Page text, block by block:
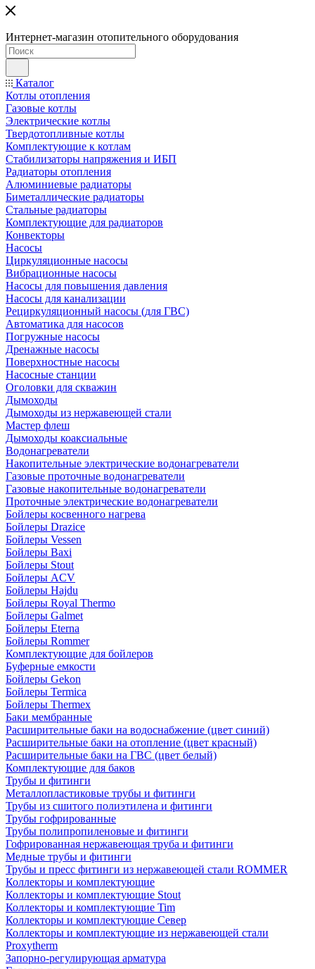
Интернет-магазин отопительного оборудования
Каталог
Котлы отопления
Газовые котлы
Электрические котлы
Твердотопливные котлы
Комплектующие к котлам
Стабилизаторы напряжения и ИБП
Радиаторы отопления
Алюминиевые радиаторы
Биметаллические радиаторы
Стальные радиаторы
Комплектующие для радиаторов
Конвекторы
Насосы
Циркуляционные насосы
Вибрационные насосы
Насосы для повышения давления
Насосы для канализации
Рециркуляционный насосы (для ГВС)
Автоматика для насосов
Погружные насосы
Дренажные насосы
Поверхностные насосы
Насосные станции
Оголовки для скважин
Дымоходы
Дымоходы из нержавеющей стали
Мастер флеш
Дымоходы коаксиальные
Водонагреватели
Накопительные электрические водонагреватели
Газовые проточные водонагреватели
Газовые накопительные водонагреватели
Проточные электрические водонагреватели
Бойлеры косвенного нагрева
Бойлеры Drazice
Бойлеры Vessen
Бойлеры Baxi
Бойлеры Stout
Бойлеры ACV
Бойлеры Hajdu
Бойлеры Royal Thermo
Бойлеры Galmet
Бойлеры Eterna
Бойлеры Rommer
Комплектующие для бойлеров
Буферные емкости
Бойлеры Gekon
Бойлеры Termica
Бойлеры Thermex
Баки мембранные
Расширительные баки на водоснабжение (цвет синий)
Расширительные баки на отопление (цвет красный)
Расширительные баки на ГВС (цвет белый)
Комплектующие для баков
Трубы и фитинги
Металлопластиковые трубы и фитинги
Трубы из сшитого полиэтилена и фитинги
Трубы гофрированные
Трубы полипропиленовые и фитинги
Гофрированная нержавеющая труба и фитинги
Медные трубы и фитинги
Трубы и пресс фитинги из нержавеющей стали ROMMER
Коллекторы и комплектующие
Коллекторы и комплектующие Stout
Коллекторы и комплектующие Tim
Коллекторы и комплектующие Север
Коллекторы и комплектующие из нержавеющей стали
Proxytherm
Запорно-регулирующая арматура